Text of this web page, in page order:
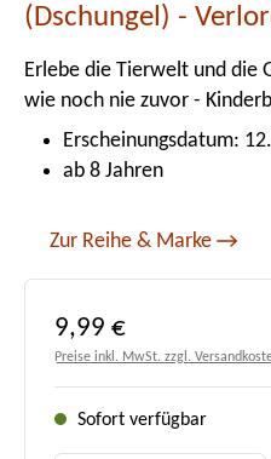
(Dschungel) -
Erlebe die Tierwelt und die
wie noch nie zuvor -
Erscheinungsdatum:
ab 8 Jahren
Zur Reihe & Marke
Regulärer Preis:
9,99 €
Preise inkl. MwSt. zzgl.
Sofort verfügbar